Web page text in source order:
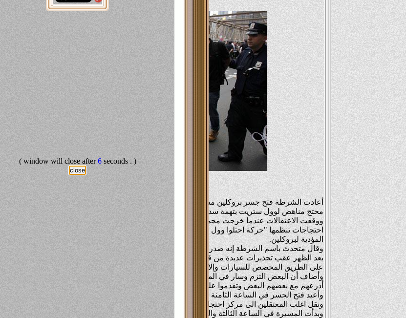
معتز الهواري
....ﺷﺎﺏ ﺃﺣﺐ ﻓﺘﺎﺓ ﻟﺪﺭﺟﺔ ﺍﻟﻤﻮﺕ… ﻭﻗﺎﻝ ﻟﻬﺎ ﺑﺄﻧﻪ ﺳﻴﻤﻮﺕ ﺇﺫﺍ ﺗﺨﻠﺖ
Cool More
في هـندي يـبـون يعـذبوه منعـوا عنه الفـلفـل
أعادت الشرطة فتح جسر بروكلين مساء أمس السبت (1 أكتوبر 2011) بعد إلقاء القبض على أكثر من 700
محتج مناهض لوول ستريت بتهمة سد طرق المرور ومحاولة تنظيم مسيرة دون ترخيص.
ووقعت الاعتقالات عندما خرجت مجموعة كبيرة من المتظاهرين الذين يشاركون في ثاني أسبوع من
احتجاجات تنظمها "حركة احتلوا وول ستريت"، على ممر المشاة على الجسر، وساروا في الممرات
المؤدية لبروكلين.
وقال متحدث باسم الشرطة إنه صدر أكثر من 700 أمر استدعاء فيما يتعلق بمظاهرة على جسر بروكلين
بعد الظهر عقب تحذيرات عديدة من قبل الشرطة للمحتجين تدعوهم للبقاء على ممر المشاة وعدم السير
على الطريق المخصص للسيارات وإلا فسيتم اعتقالهم.
وأضاف أن البعض التزم وسار في الممر المخصص للمشاة دون ان يتعرض للاعتقال وشبّك آخرون
أذرعهم مع بعضهم البعض وتقدموا على الطريق المخصص للسيارات والمتجه لبروكلين وقد اعتقلوا.
وأعيد فتح الجسر في الساعة الثامنة وخمس دقائق مساء بعد إغلاقه لساعات.
ونقل اغلب المعتقلين الى مركز احتجاز قبالة الجسر وصدرت بحقهم اوامر استدعاء ثم أطلق سراحهم.
وبدأت المسيرة في الساعة الثالثة والنصف مساء من مخيم المحتجين في زوكوتي بارك في وسط مانهاتن
( window will close after5seconds . )
close